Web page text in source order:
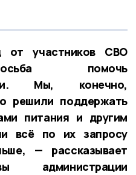
участников СВО
помочь
Мы, конечно,
решили поддержать
питания и другим
всё по их запросу
— рассказывает
администрации